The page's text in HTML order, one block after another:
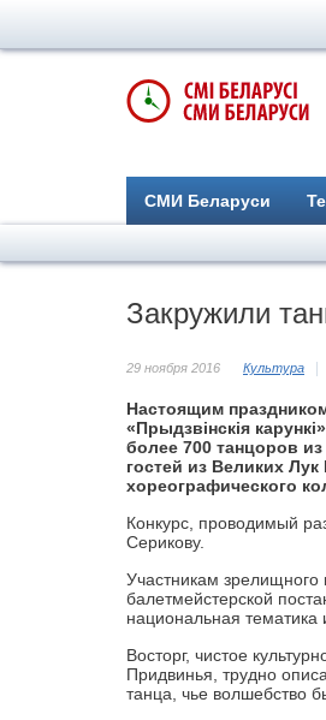
СМИ Беларуси
Закружили
29 ноября 2016 Культура
Настоящим
«Прыдзвінскія
более 700 танцоров
гостей из Великих
хореографического
Конкурс, проводимый
Серикову.
Участникам зрелищного
балетмейстерской
национальная тематика
Восторг, чистое
Придвинья, трудно
танца, чье волшебство